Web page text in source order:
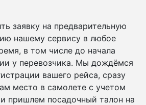
заявку на предварительную
нашему сервису в любое
в том числе до начала
у перевозчика. Мы дождёмся
вашего рейса, сразу
место в самолете с учетом
пришлем посадочный талон на